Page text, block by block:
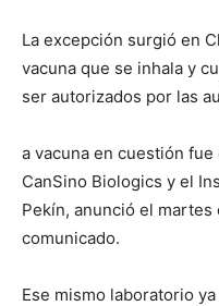
La excepción surgió en
vacuna que se inhala y
ser autorizados por las
a vacuna en cuestión
CanSino Biologics y el
Pekín, anunció el martes
comunicado.
Ese mismo laboratorio